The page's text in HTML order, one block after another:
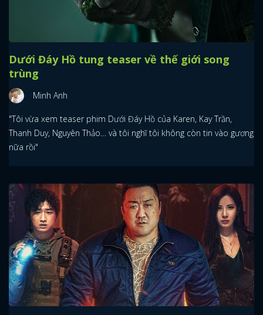
FACEBOOK GOOGLE
Dưới Đáy Hồ tung teaser về thế giới song
trùng
Minh Anh
"Tôi vừa xem teaser phim Dưới Đáy Hồ của Karen, Kay Trần,
Thanh Duy, Nguyên Thảo… và tôi nghĩ tôi không còn tin vào gương
nữa rồi"